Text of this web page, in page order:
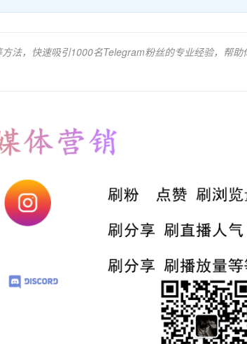
法，快速吸引1000名Telegram粉丝的专业经验，帮助